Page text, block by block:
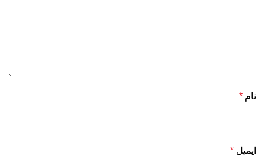
نام *
ایمیل *